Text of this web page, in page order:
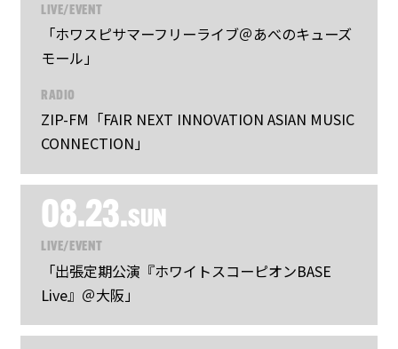
LIVE/EVENT
「ホワスピサマーフリーライブ＠あべのキューズ
モール」
RADIO
ZIP-FM「FAIR NEXT INNOVATION ASIAN MUSIC
CONNECTION」
08.23.SUN
LIVE/EVENT
「出張定期公演『ホワイトスコーピオンBASE
Live』＠大阪」